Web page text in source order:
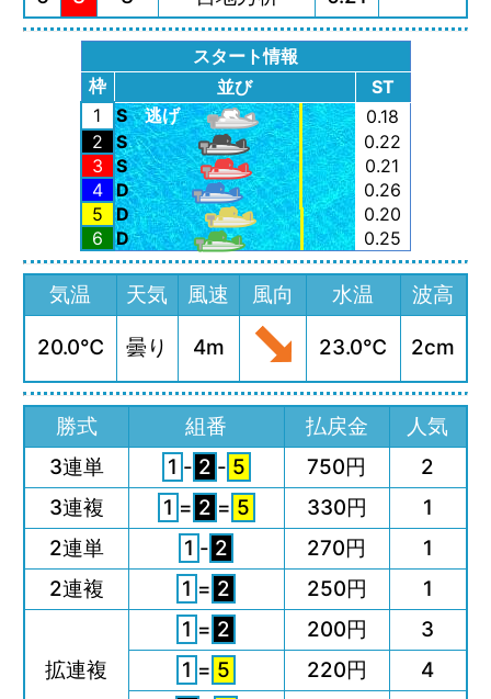
スタート情報
枠
並び
ST
1
S 逃げ
0.18
2
S
0.22
3
S
0.21
4 D
0.26
5
D
0.20
6
D 0.25
気温 天気 風速 風向 水温 波高
20.0℃ 曇り 4m 23.0℃ 2cm
勝式 組番 払戻金
人気
3連単
1 - 2 - 5 750円
2
3連複
1 = 2 = 5 330円
1
2連単
1 - 2 270円
1
2連複
1 = 2 250円 1
拡連複
1 = 2 200円
3
1 = 5 220円
4